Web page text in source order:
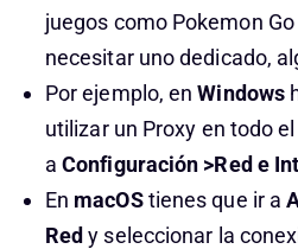
juegos como Pokemon
necesitar uno dedicado,
Por ejemplo, enWindows
utilizar un Proxy en todo
aConfiguración >Red e
En macOStienes que ir a
Redy seleccionar la